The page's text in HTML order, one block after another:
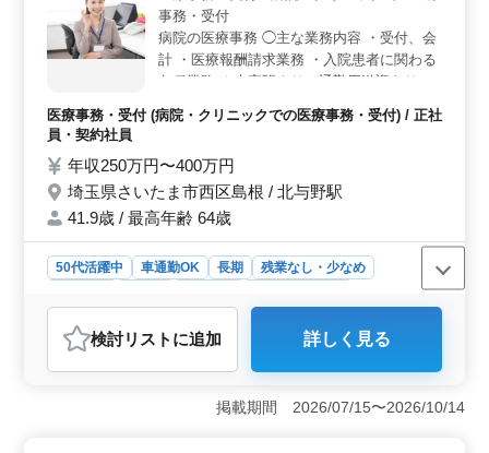
す。
事務・受付
病院の医療事務 ◯主な業務内容 ・受付、会
計 ・医療報酬請求業務 ・入院患者に関わる
各種業務 ※大宮駅より、通勤用送迎あり ＊
富なベテランシニアが活躍する職場です！
たい方、ぜひご応募ください！
医療事務・受付 (病院・クリニックでの医療事務・受付) / 正社
員・契約社員
年収250万円〜400万円
埼玉県さいたま市西区島根 / 北与野駅
41.9歳 / 最高年齢 64歳
50代活躍中 車通勤OK 長期
残業なし・少なめ
おすすめポイント
＜経験を活かして長く働ける環境＞ 診療報酬請求の経
験があれば年齢問わず応募可能。シニアスタッフが活躍
務として培ってきた実務力を、無理なく継続して発揮で
検討リスト に追加 詳しく見る
掲載期間 2026/07/15〜2026/10/14